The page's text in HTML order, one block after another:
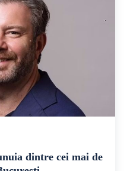
dintre cei mai de